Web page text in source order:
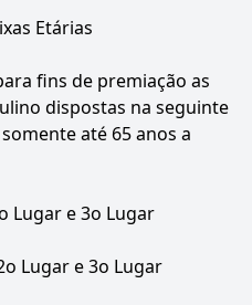
Etárias
fins de premiação as
dispostas na seguinte
até 65 anos a
Lugar e 3o Lugar
Lugar e 3o Lugar